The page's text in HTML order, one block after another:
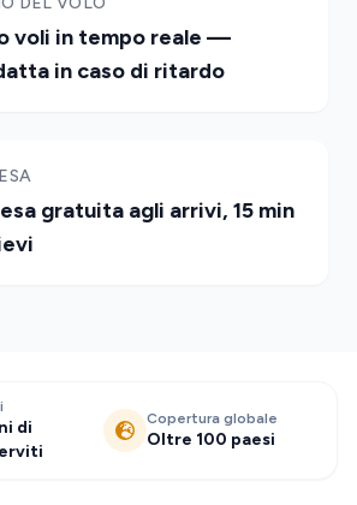
voli in tempo reale —
in caso di ritardo
gratuita agli arrivi, 15 min
di
Copertura globale
Oltre 100 paesi